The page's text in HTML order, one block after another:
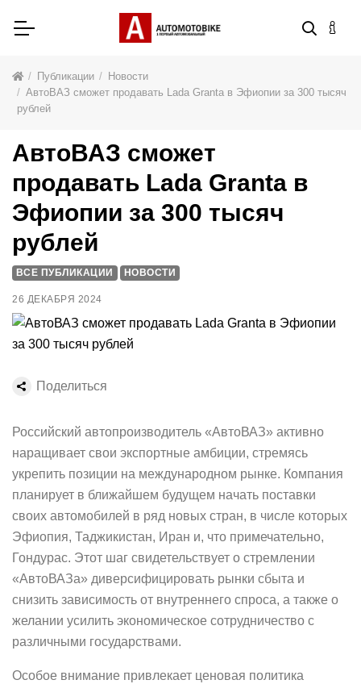
Публикации
Новости
АвтоВАЗ сможет продавать Lada Granta в Эфиопии за 300 тысяч
рублей
Российский автопроизводитель «АвтоВАЗ» активно
наращивает свои экспортные амбиции, стремясь
укрепить позиции на международном рынке. Компания
планирует в ближайшем будущем начать поставки
своих автомобилей в ряд новых стран, в числе которых
Эфиопия, Таджикистан, Иран и, что примечательно,
Гондурас. Этот шаг свидетельствует о стремлении
«АвтоВАЗа» диверсифицировать рынки сбыта и
снизить зависимость от внутреннего спроса, а также о
желании усилить экономическое сотрудничество с
различными государствами.
Особое внимание привлекает ценовая политика
АвтоВАЗ сможет
продавать Lada Granta в
Эфиопии за 300 тысяч
рублей
ВСЕ ПУБЛИКАЦИИ НОВОСТИ
26 ДЕКАБРЯ 2024
Поделиться